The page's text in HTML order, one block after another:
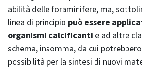
abilità delle foraminifere, ma,
linea di principio può essere
organismi calcificanti e ad altre
schema, insomma, da cui
possibilità per la sintesi di nuovi